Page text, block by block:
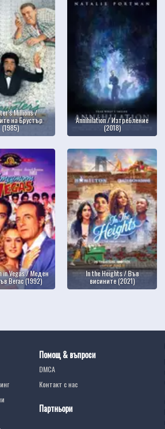
Millions /
на Брустър
(1985)
Annihilation / Изтребление
(2018)
in Vegas / Меден
Вегас (1992)
In the Heights / Във
висините (2021)
Помощ & въпроси
DMCA
Контакт с нас
Партньори